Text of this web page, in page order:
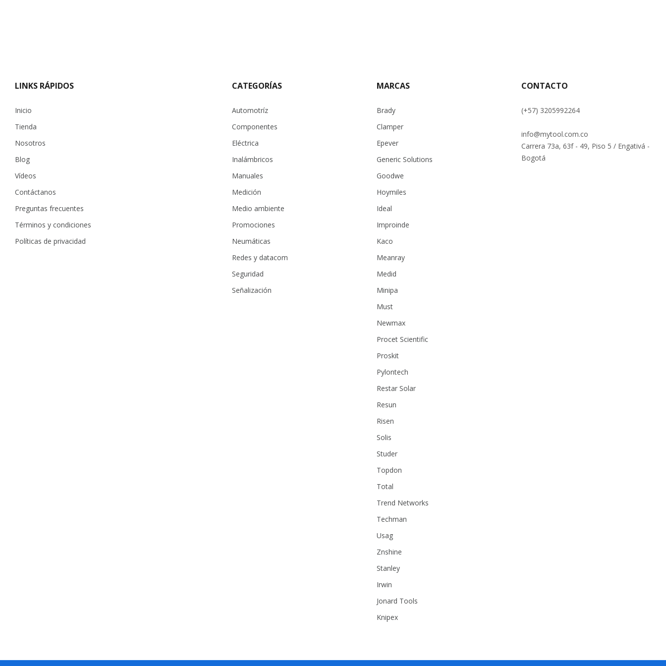
LINKS RÁPIDOS
Inicio
Tienda
Nosotros
Blog
Vídeos
Contáctanos
Preguntas frecuentes
Términos y condiciones
Políticas de privacidad
CATEGORÍAS
Automotríz
Componentes
Eléctrica
Inalámbricos
Manuales
Medición
Medio ambiente
Promociones
Neumáticas
Redes y datacom
Seguridad
Señalización
MARCAS
Brady
Clamper
Epever
Generic Solutions
Goodwe
Hoymiles
Ideal
Improinde
Kaco
Meanray
Medid
Minipa
Must
Newmax
Procet Scientific
Proskit
Pylontech
Restar Solar
Resun
Risen
Solis
Studer
Topdon
Total
Trend Networks
Techman
Usag
Znshine
Stanley
Irwin
Jonard Tools
Knipex
CONTACTO
(+57) 3205992264
info@mytool.com.co
Carrera 73a, 63f - 49, Piso 5 / Engativá -
Bogotá